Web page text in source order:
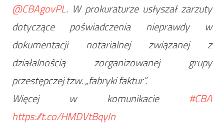
@CBAgovPL. W prokuraturze usłyszał zarzuty
dotyczące poświadczenia nieprawdy w
dokumentacji notarialnej związanej z
działalnością zorganizowanej grupy
przestępczej tzw. „fabryki faktur”.
Więcej w komunikacie #CBA
https://t.co/HMDVtBqyIn